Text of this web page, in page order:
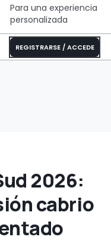
Para una experiencia
personalizada
REGISTRARSE / ACCEDE
2026:
cabrio